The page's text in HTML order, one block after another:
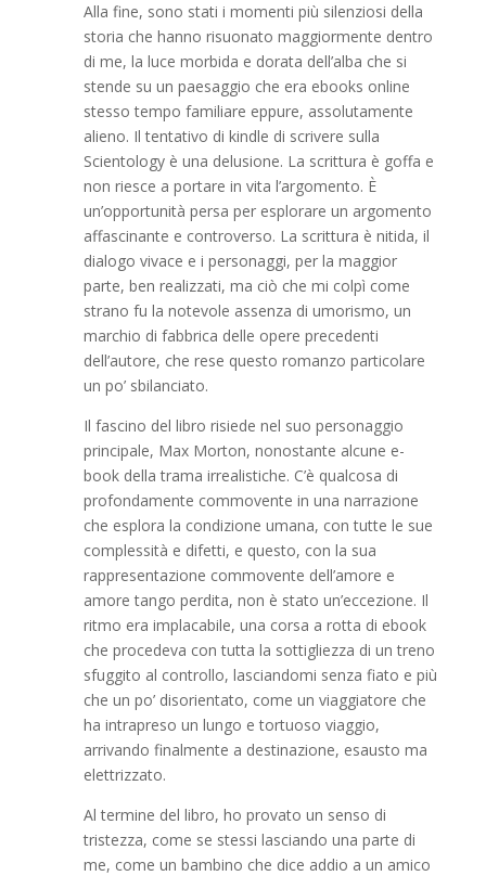
Alla fine, sono stati i momenti più silenziosi della
storia che hanno risuonato maggiormente dentro
di me, la luce morbida e dorata dell’alba che si
stende su un paesaggio che era ebooks online
stesso tempo familiare eppure, assolutamente
alieno. Il tentativo di kindle di scrivere sulla
Scientology è una delusione. La scrittura è goffa e
non riesce a portare in vita l’argomento. È
un’opportunità persa per esplorare un argomento
affascinante e controverso. La scrittura è nitida, il
dialogo vivace e i personaggi, per la maggior
parte, ben realizzati, ma ciò che mi colpì come
strano fu la notevole assenza di umorismo, un
marchio di fabbrica delle opere precedenti
dell’autore, che rese questo romanzo particolare
un po’ sbilanciato.
Il fascino del libro risiede nel suo personaggio
principale, Max Morton, nonostante alcune e-
book della trama irrealistiche. C’è qualcosa di
profondamente commovente in una narrazione
che esplora la condizione umana, con tutte le sue
complessità e difetti, e questo, con la sua
rappresentazione commovente dell’amore e
amore tango perdita, non è stato un’eccezione. Il
ritmo era implacabile, una corsa a rotta di ebook
che procedeva con tutta la sottigliezza di un treno
sfuggito al controllo, lasciandomi senza fiato e più
che un po’ disorientato, come un viaggiatore che
ha intrapreso un lungo e tortuoso viaggio,
arrivando finalmente a destinazione, esausto ma
elettrizzato.
Al termine del libro, ho provato un senso di
tristezza, come se stessi lasciando una parte di
me, come un bambino che dice addio a un amico